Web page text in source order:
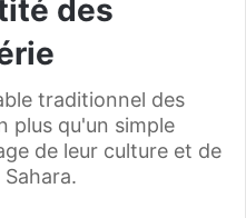
des
traditionnel des
plus qu'un simple
de leur culture et de